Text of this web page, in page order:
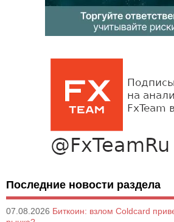
Последние новости раздела
07.08.2026 Биткоин: взлом Coldcard